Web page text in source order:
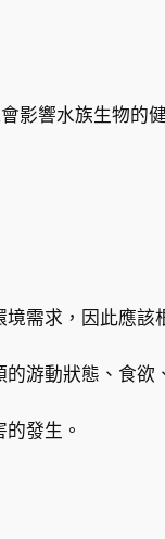
影響水族生物的
需求，因此應該
游動狀態、食欲
發生。